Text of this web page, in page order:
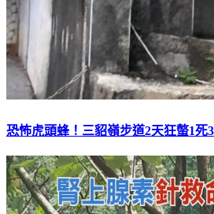
恐怖虎頭蜂！三貂嶺步道2天狂螫1